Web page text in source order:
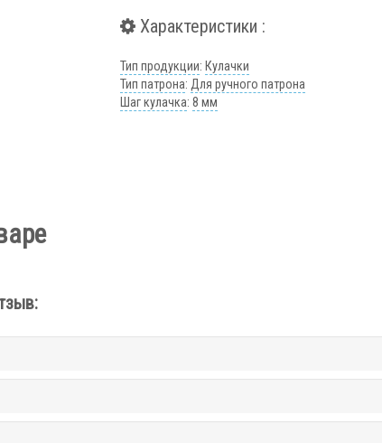
Характеристики :
Тип продукции:Кулачки
Тип патрона:Для ручного патрона
Шаг кулачка:8 мм